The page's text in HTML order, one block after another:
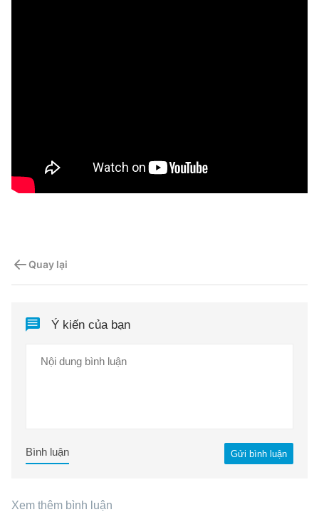
Quay lại
Ý kiến của bạn
Gửi bình luận
Bình luận
Xem thêm bình luận